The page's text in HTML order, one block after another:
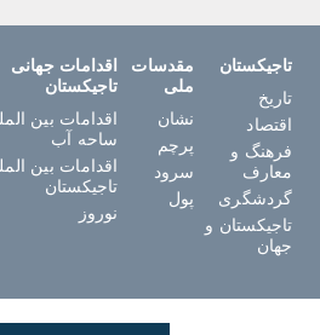
تاجیکستان
تاریخ
اقتصاد
فرهنگ و
معارف
گردشگری
تاجیکستان و
جهان
مقدسات
ملی
نشان
پرچم
سرود
پول
اقدامات جهانی
تاجیکستان
اقدامات بین
ساحه آب
اقدامات بین
تاجیکستان
نوروز